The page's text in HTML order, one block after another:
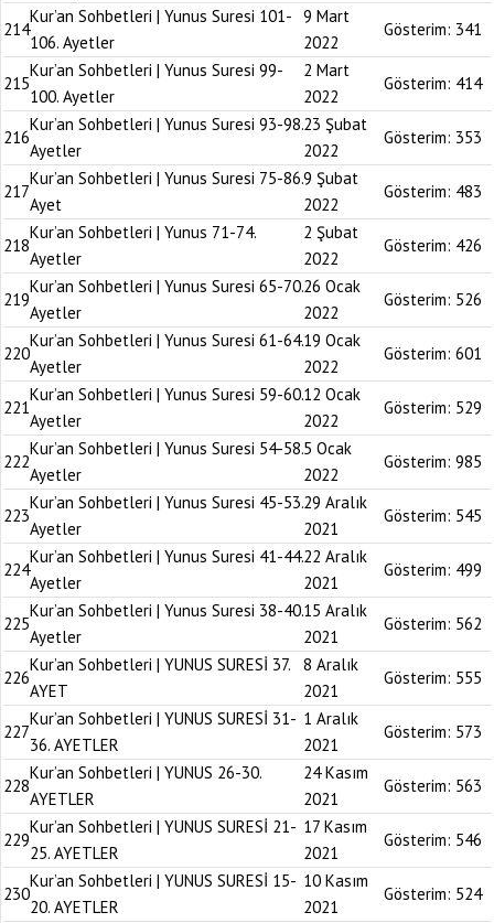
214
Kur’an Sohbetleri | Yunus Suresi 101-
106. Ayetler
9 Mart
2022
Gösterim: 341
215
Kur’an Sohbetleri | Yunus Suresi 99-
100. Ayetler
2 Mart
2022
Gösterim: 414
216
Kur’an Sohbetleri | Yunus Suresi 93-98.
Ayetler
23 Şubat
2022
Gösterim: 353
217
Kur’an Sohbetleri | Yunus Suresi 75-86.
Ayet
9 Şubat
2022
Gösterim: 483
218
Kur’an Sohbetleri | Yunus 71-74.
Ayetler
2 Şubat
2022
Gösterim: 426
219
Kur’an Sohbetleri | Yunus Suresi 65-70.
Ayetler
26 Ocak
2022
Gösterim: 526
220
Kur’an Sohbetleri | Yunus Suresi 61-64.
Ayetler
19 Ocak
2022
Gösterim: 601
221
Kur’an Sohbetleri | Yunus Suresi 59-60.
Ayetler
12 Ocak
2022
Gösterim: 529
222
Kur’an Sohbetleri | Yunus Suresi 54-58.
Ayetler
5 Ocak
2022
Gösterim: 985
223
Kur’an Sohbetleri | Yunus Suresi 45-53.
Ayetler
29 Aralık
2021
Gösterim: 545
224
Kur’an Sohbetleri | Yunus Suresi 41-44.
Ayetler
22 Aralık
2021
Gösterim: 499
225
Kur’an Sohbetleri | Yunus Suresi 38-40.
Ayetler
15 Aralık
2021
Gösterim: 562
226
Kur’an Sohbetleri | YUNUS SURESİ 37.
AYET
8 Aralık
2021
Gösterim: 555
227
Kur’an Sohbetleri | YUNUS SURESİ 31-
36. AYETLER
1 Aralık
2021
Gösterim: 573
228
Kur’an Sohbetleri | YUNUS 26-30.
AYETLER
24 Kasım
2021
Gösterim: 563
229
Kur’an Sohbetleri | YUNUS SURESİ 21-
25. AYETLER
17 Kasım
2021
Gösterim: 546
230
Kur’an Sohbetleri | YUNUS SURESİ 15-
20. AYETLER
10 Kasım
2021
Gösterim: 524